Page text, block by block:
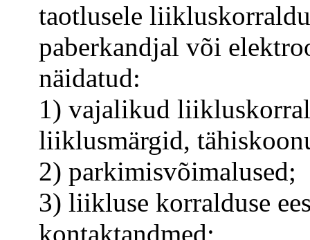
taotlusele
paberkandjal või
näidatud:
1) vajalikud
liiklusmärgid,
2) parkimisvõimalused;
3) liikluse korralduse
kontaktandmed;